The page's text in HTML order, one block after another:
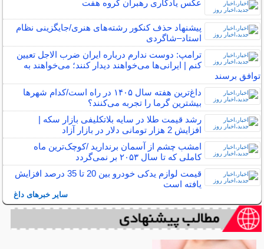
عکس یادگاری رهبران گروه هفت
پیشنهاد حذف کنکور رشته‌های هنری/جایگزینی نظام
استاد–شاگردی
ترامپ: دوست ندارم درباره ایران ضرب الاجل تعیین
کنم | ایرانی‌ها می‌خواهند دیدار کنند؛ می‌خواهند به
توافق برسند
داغ‌ترین هفته سال ۱۴۰۵ در راه است/کدام شهرها
بیشترین گرما را تجربه می‌کنند؟
رشد قیمت طلا در سایه بلاتکلیفی بازار سکه |
افزایش 2 هزار تومانی دلار در بازار آزاد
امشب چشم از آسمان برندارید /کوچک‌ترین ماه
کاملی که تا سال ۲۰۵۳ بر نمی‌گردد
قیمت لوازم یدکی خودرو بین 20 تا 35 درصد افزایش
یافته است
سایر خبرهای داغ